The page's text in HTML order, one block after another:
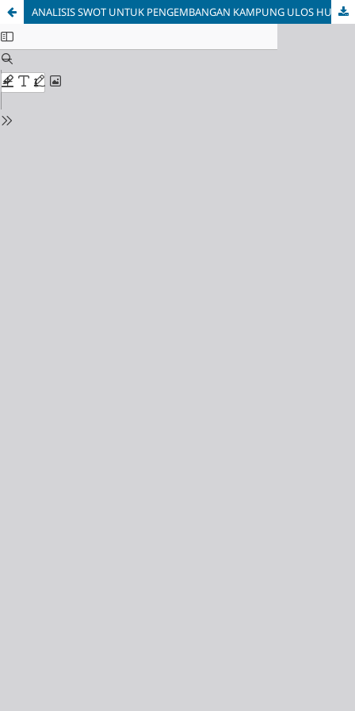
ANALISIS SWOT UNTUK PENGEMBANGAN KAMPUNG ULOS HUTARAJA SEBAGAI PRODUK WISATA BUDAYA DI PANGURURAN, SAMOSIR